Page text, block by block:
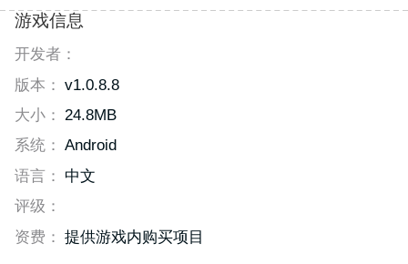
游戏信息
开发者：
版本： v1.0.8.8
大小： 24.8MB
系统： Android
语言：
中文
评级：
资费： 提供游戏内购买项目